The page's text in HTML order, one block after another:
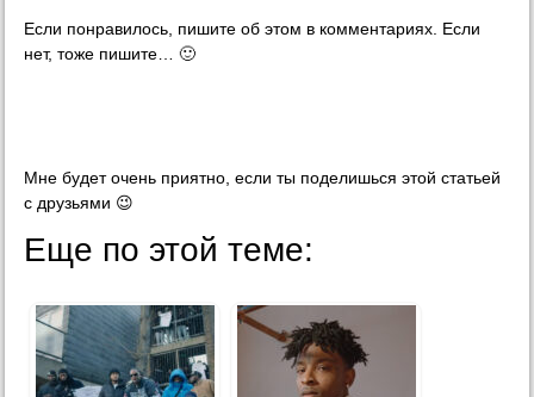
Если понравилось, пишите об этом в комментариях. Если
нет, тоже пишите… 🙂
Мне будет очень приятно, если ты поделишься этой статьей
с друзьями 😉
Еще по этой теме: